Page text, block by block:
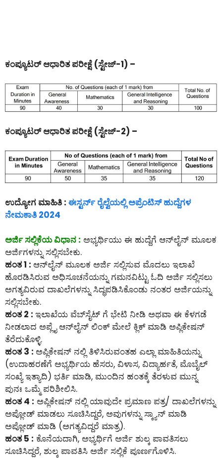
ಕಂಪ್ಯೂಟರ್ ಆಧಾರಿತ ಪರೀಕ್ಷೆ (ಸ್ಟೇಜ್-1) –
ಕಂಪ್ಯೂಟರ್ ಆಧಾರಿತ ಪರೀಕ್ಷೆ (ಸ್ಟೇಜ್-2) –
ಉದ್ಯೋಗ ಮಾಹಿತಿ : ಈಸ್ಟರ್ನ್ ರೈಲ್ವೆಯಲ್ಲಿ ಅಪ್ರೆಂಟಿಸ್ ಹುದ್ದೆಗಳ
ನೇಮಕಾತಿ 2024
ಅರ್ಜಿ ಸಲ್ಲಿಕೆಯ ವಿಧಾನ : ಅಭ್ಯರ್ಥಿಯು ಈ ಹುದ್ದೆಗೆ ಆನ್‌ಲೈನ್‌ ಮೂಲಕ
ಅರ್ಜಿಗಳನ್ನು ಸಲ್ಲಿಸಬೇಕು.
ಹಂತ 1 : ಆನ್‌ಲೈನ್‌ ಮೂಲಕ ಅರ್ಜಿ ಸಲ್ಲಿಸುವ ಮೊದಲು ಇಲಾಖೆ
ಹೊರಡಿಸಿರುವ ಅಧಿಸೂಚನೆಯನ್ನು ಗಮನವಿಟ್ಟು ಓದಿ ಅರ್ಜಿ ಸಲ್ಲಿಸಲು
ಅಗತ್ಯವಿರುವ ದಾಖಲೆಗಳನ್ನು ಸಿದ್ಧಪಡಿಸಿಕೊಂಡು ನಂತರ ಅರ್ಜಿಯನ್ನು
ಸಲ್ಲಿಸಬೇಕು.
ಹಂತ 2 : ಇಲಾಖೆಯ ವೆಬ್‌ಸೈಟ್ ಗೆ ಭೇಟಿ ನೀಡಿ ಅಥವಾ ಈ ಕೆಳಗಡೆ
ನೀಡಲಾದ ಅಪ್ಲೈ ಆನ್‌ಲೈನ್‌ ಲಿಂಕ್ ಮೇಲೆ ಕ್ಲಿಕ್ ಮಾಡಿ ಅಪ್ಲಿಕೇಷನ್
ತೆರೆದುಕೊಳ್ಳಿ.
ಹಂತ 3 : ಅಪ್ಲಿಕೇಷನ್ ನಲ್ಲಿ ತಿಳಿಸಿರುವಂತಹ ಎಲ್ಲಾ ಮಾಹಿತಿಯನ್ನು
(ಉದಾಹರಣೆಗೆ ಅಭ್ಯರ್ಥಿಯ ಹೆಸರು, ವಿಳಾಸ, ವಿದ್ಯಾರ್ಹತೆ, ಮೊಬೈಲ್
ಸಂಖ್ಯೆ ಇತ್ಯಾದಿ) ಭರ್ತಿ ಮಾಡಿ, ಮುಂದಿನ ಹಂತಕ್ಕೆ ತೆರಳುವ ಮುನ್ನ
ಪುನಃ ಒಮ್ಮೆ ಪರಿಶೀಲಿಸಿ.
ಹಂತ 4 : ಅಪ್ಲಿಕೇಷನ್ ನಲ್ಲಿ ಯಾವುದೇ ಪ್ರಮಾಣ ಪತ್ರ/ ದಾಖಲೆಗಳನ್ನು
ಅಪ್ಲೋಡ್ ಮಾಡಲು ಸೂಚಿಸಿದ್ದರೆ, ಅವುಗಳನ್ನು ಸ್ಕ್ಯಾನ್ ಮಾಡಿ
ಅಪ್ಲೋಡ್ ಮಾಡಿ (ಅಗತ್ಯವಿದ್ದರೆ ಮಾತ್ರ).
ಹಂತ 5 : ಕೊನೆಯದಾಗಿ, ಅಭ್ಯರ್ಥಿಗೆ ಅರ್ಜಿ ಶುಲ್ಕ ಪಾವತಿಸಲು
ಸೂಚಿಸಿದ್ದರೆ, ಶುಲ್ಕ ಪಾವತಿಸಿ ಅರ್ಜಿ ಸಲ್ಲಿಕೆ ಪೂರ್ಣಗೊಳಿಸಿ.